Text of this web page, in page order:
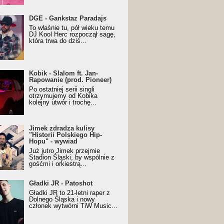
z nagrodą za
Trueschoolowy
Roku (Popkillery 2023)
DGE - Gankstaz Paradajs
To właśnie tu, pół wieku temu
DJ Kool Herc rozpoczął sagę,
która trwa do dziś...
- Slalom ft. Jan-
(prod. Pioneer)
Music Visualiser]
Kobik - Slalom ft. Jan-
Rapowanie (prod. Pioneer)
Po ostatniej serii singli
otrzymujemy od Kobika
kolejny utwór i trochę...
zdradza kulisy "Historii
Hip-Hopu" - wywiad
Jimek zdradza kulisy
"Historii Polskiego Hip-
Hopu" - wywiad
Już jutro Jimek przejmie
Stadion Śląski, by wspólnie z
gośćmi i orkiestrą...
JR - Patoshot
Gładki JR - Patoshot
Gładki JR to 21-letni raper z
Dolnego Śląska i nowy
członek wytwórni TiW Music...